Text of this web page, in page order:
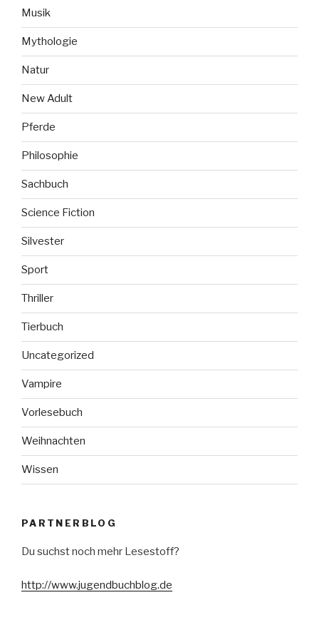
Musik
Mythologie
Natur
New Adult
Pferde
Philosophie
Sachbuch
Science Fiction
Silvester
Sport
Thriller
Tierbuch
Uncategorized
Vampire
Vorlesebuch
Weihnachten
Wissen
PARTNERBLOG
Du suchst noch mehr Lesestoff?
http://www.jugendbuchblog.de